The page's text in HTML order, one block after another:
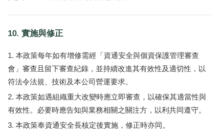
10. 實施與修正
本政策每年如有增修需經「資通安全與個資保護管理審查
會」審查且留下審查紀錄，並持續改進其有效性及適切性，以
符法令法規、技術及本公司營運要求。
本政策如遇組織重大改變時應立即審查，以確保其適當性與
有效性。必要時應告知與業務相關之關注方，以利共同遵守。
本政策奉資通安全長核定後實施，修正時亦同。